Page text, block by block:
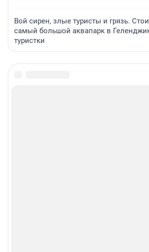
Вой сирен, злые туристы и грязь.
самый большой аквапарк в
туристки